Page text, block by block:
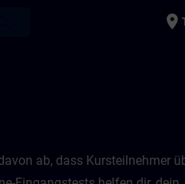
place
ab, dass Kursteilnehmer